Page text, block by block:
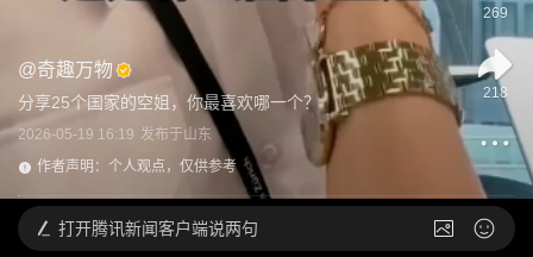
@奇趣万物
分享25个国家的空姐，你最喜欢哪一个？
2026-05-19 16:19 发布于山东
作者声明：个人观点，仅供参考
269
218
打开腾讯新闻客户端说两句